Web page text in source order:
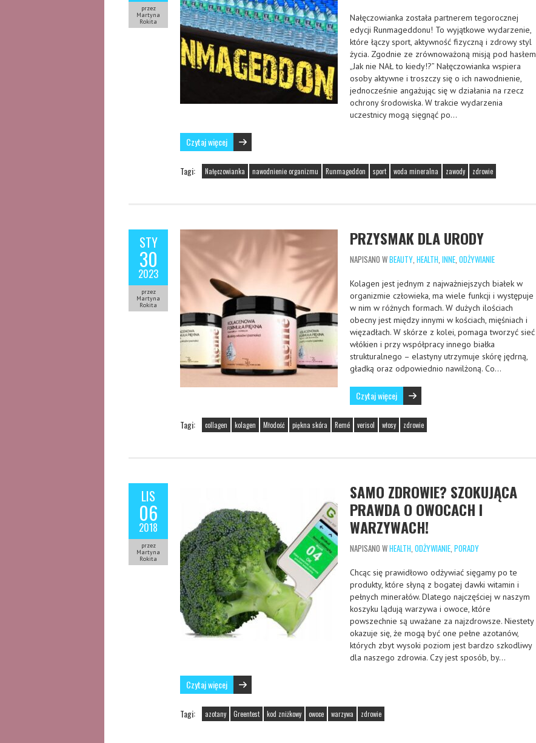
przez
Martyna
Rokita
Nałęczowianka została partnerem tegorocznej
edycji Runmageddonu! To wyjątkowe wydarzenie,
które łączy sport, aktywność fizyczną i zdrowy styl
życia. Zgodnie ze zrównoważoną misją pod hasłem
„Jak nie NAŁ to kiedy!?” Nałęczowianka wspiera
osoby aktywne i troszczy się o ich nawodnienie,
jednocześnie angażując się w działania na rzecz
ochrony środowiska. W trakcie wydarzenia
uczestnicy mogą sięgnąć po…
Czytaj więcej
Tagi: Nałęczowianka nawodnienie organizmu Runmageddon sport woda mineralna zawody zdrowie
STY
30
2023
przez
Martyna
Rokita
PRZYSMAK DLA URODY
NAPISANO WBEAUTY, HEALTH, INNE, ODŻYWIANIE
Kolagen jest jednym z najważniejszych białek w
organizmie człowieka, ma wiele funkcji i występuje
w nim w różnych formach. W dużych ilościach
obecny jest między innymi w kościach, mięśniach i
więzadłach. W skórze z kolei, pomaga tworzyć sieć
włókien i przy współpracy innego białka
strukturalnego – elastyny utrzymuje skórę jędrną,
gładką oraz odpowiednio nawilżoną. Co…
Czytaj więcej
Tagi: collagen kolagen Młodość piękna skóra Remé verisol włosy zdrowie
LIS
06
2018
przez
Martyna
Rokita
SAMO ZDROWIE? SZOKUJĄCA
PRAWDA O OWOCACH I
WARZYWACH!
NAPISANO WHEALTH, ODŻYWIANIE, PORADY
Chcąc się prawidłowo odżywiać sięgamy po te
produkty, które słyną z bogatej dawki witamin i
pełnych minerałów. Dlatego najczęściej w naszym
koszyku lądują warzywa i owoce, które
powszechnie są uważane za najzdrowsze. Niestety
okazuje się, że mogą być one pełne azotanów,
których zbyt wysoki poziom jest bardzo szkodliwy
dla naszego zdrowia. Czy jest sposób, by…
Czytaj więcej
Tagi: azotany Greentest kod zniżkowy owoce warzywa zdrowie